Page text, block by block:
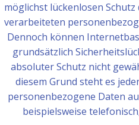
möglichst lückenlosen
verarbeiteten
Dennoch können
grundsätzlich
absoluter Schutz nicht
diesem Grund steht es
personenbezogene Daten
beispielsweise